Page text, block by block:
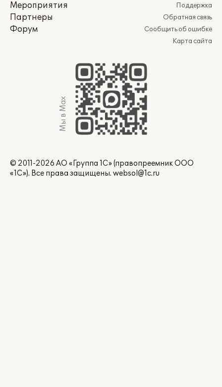
Мероприятия
Партнеры
Форум
Поддержка
Обратная связь
Сообщить об ошибке
Карта сайта
Мы в Max
© 2011-2026 АО «Группа 1С» (правопреемник ООО
«1С»). Все права защищены. websol@1c.ru